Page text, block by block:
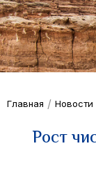
Главная / Новости
Рост